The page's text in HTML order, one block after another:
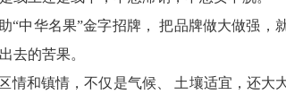
“中华名果”金字招牌， 把品牌做大做强，
去的苦果。
和镇情，不仅是气候、 土壤适宜，还大